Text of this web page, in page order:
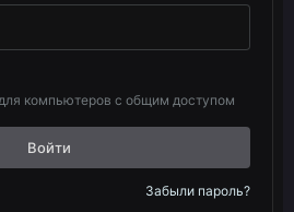
компьютеров с общим доступом
Войти
Забыли пароль?